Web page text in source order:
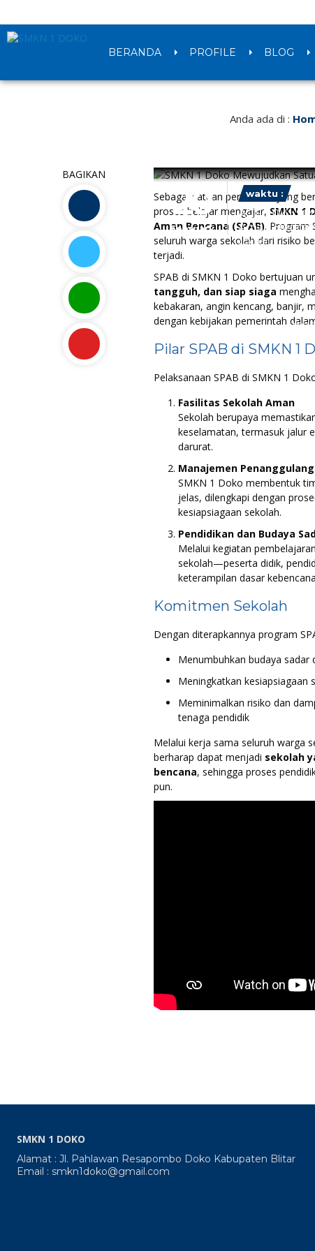
BERANDA PROFILE BLOG
Anda ada di :
BAGIKAN
20
February
waktu :
AGENDA :
Aman
LOKASI :
Sebagai satuan pendidikan yang
proses belajar mengajar, SMKN 1
Aman Bencana (SPAB). Program
seluruh warga sekolah dari risiko
terjadi.
SPAB di SMKN 1 Doko bertujuan
tangguh, dan siap siaga
kebakaran, angin kencang, banjir,
dengan kebijakan pemerintah
Pilar SPAB di SMKN 1
Pelaksanaan SPAB di SMKN 1
Fasilitas Sekolah Aman
Sekolah berupaya
keselamatan, termasuk jalur
darurat.
Manajemen
SMKN 1 Doko membentuk
jelas, dilengkapi dengan
kesiapsiagaan sekolah.
Pendidikan dan Budaya
Melalui kegiatan
sekolah—peserta didik,
keterampilan dasar
Komitmen Sekolah
Dengan diterapkannya program
Menumbuhkan budaya sadar
Meningkatkan kesiapsiagaan
Meminimalkan risiko dan
tenaga pendidik
Melalui kerja sama seluruh warga
berharap dapat menjadi sekolah
bencana, sehingga proses
pun.
SMKN 1 DOKO
Alamat : Jl. Pahlawan Resapombo Doko Kabupaten Blitar
Email : smkn1doko@gmail.com